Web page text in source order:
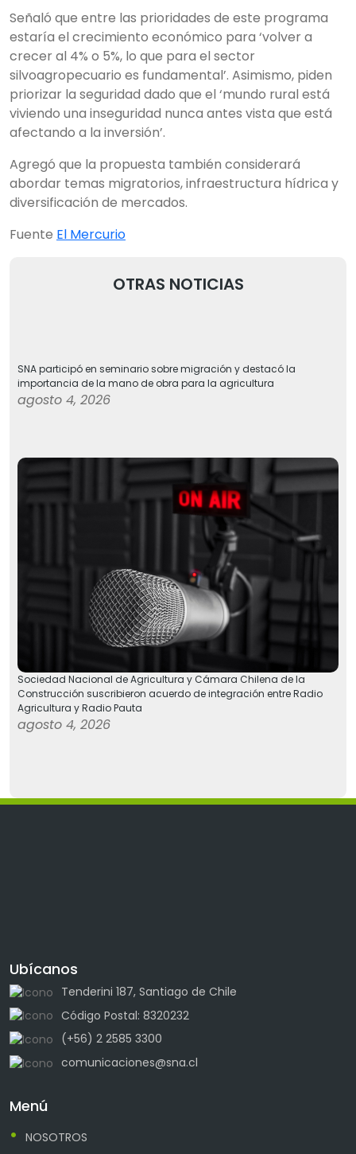
Señaló que entre las prioridades de este programa
estaría el crecimiento económico para ‘volver a
crecer al 4% o 5%, lo que para el sector
silvoagropecuario es fundamental’. Asimismo, piden
priorizar la seguridad dado que el ‘mundo rural está
viviendo una inseguridad nunca antes vista que está
afectando a la inversión’.
Agregó que la propuesta también considerará
abordar temas migratorios, infraestructura hídrica y
diversificación de mercados.
Fuente El Mercurio
OTRAS NOTICIAS
SNA participó en seminario sobre migración y destacó la
importancia de la mano de obra para la agricultura
agosto 4, 2026
Sociedad Nacional de Agricultura y Cámara Chilena de la
Construcción suscribieron acuerdo de integración entre Radio
Agricultura y Radio Pauta
agosto 4, 2026
Ubícanos
Tenderini 187, Santiago de Chile
Código Postal: 8320232
(+56) 2 2585 3300
comunicaciones@sna.cl
Menú
NOSOTROS